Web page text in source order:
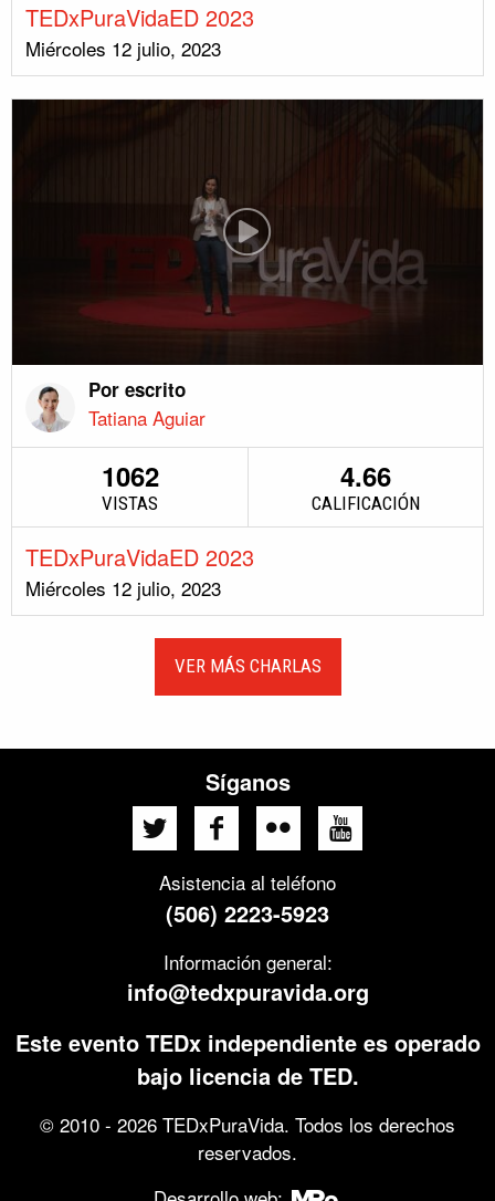
TEDxPuraVidaED 2023
Miércoles 12 julio, 2023
Por escrito
Tatiana Aguiar
1062
VISTAS
4.66
CALIFICACIÓN
TEDxPuraVidaED 2023
Miércoles 12 julio, 2023
VER MÁS CHARLAS
Síganos
Asistencia al teléfono
(506) 2223-5923
Información general:
info@tedxpuravida.org
Este evento TEDx independiente es operado
bajo licencia de TED.
© 2010 - 2026 TEDxPuraVida. Todos los derechos
reservados.